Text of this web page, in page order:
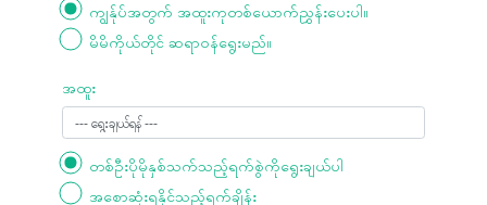
ကျွန်ုပ်အတွက် အထူးကုတစ်ယောက်ညွှန်းပေးပါ။
မိမိကိုယ်တိုင် ဆရာဝန်ရွေးမည်။
အထူး
တစ်ဦးပိုမိုနှစ်သက်သည့်ရက်စွဲကိုရွေးချယ်ပါ
အစောဆုံးရနိုင်သည့်ရက်ချိန်း